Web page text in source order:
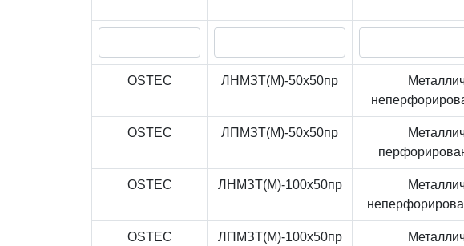
OSTEC ЛНМЗТ(М)-50x50пр
OSTEC ЛПМЗТ(М)-50x50пр
OSTEC ЛНМЗТ(М)-100x50пр
OSTEC ЛПМЗТ(М)-100x50пр